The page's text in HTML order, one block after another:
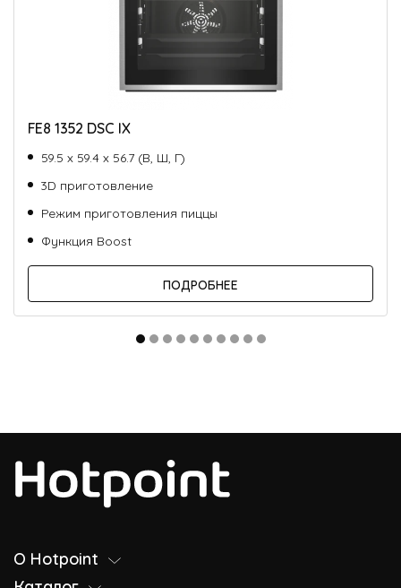
FE8 1352 DSC IX
59.5 х 59.4 х 56.7 (В, Ш, Г)
3D приготовление
Режим приготовления пиццы
Функция Boost
ПОДРОБНЕЕ
О Hotpoint